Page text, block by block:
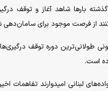
بار‌ها شاهد آغاز و توقف
از فرصت موجود برای سامان‌دهی
طولانی‌ترین دوره توقف
است.
لبنانی امیدوارند تفاهمات